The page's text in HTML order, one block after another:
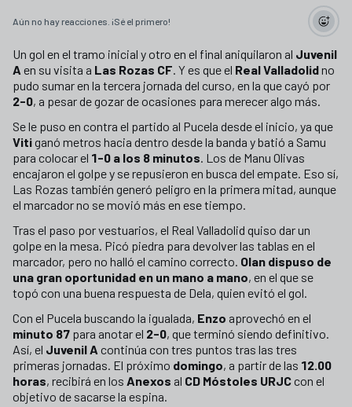
Aún no hay reacciones. ¡Sé el primero!
Un gol en el tramo inicial y otro en el final aniquilaron al Juvenil
A en su visita a Las Rozas CF. Y es que el Real Valladolidno
pudo sumar en la tercera jornada del curso, en la que cayó por
2-0, a pesar de gozar de ocasiones para merecer algo más.
Se le puso en contra el partido al Pucela desde el inicio, ya que
Vitiganó metros hacia dentro desde la banda y batió a Samu
para colocar el 1-0 a los 8 minutos. Los de Manu Olivas
encajaron el golpe y se repusieron en busca del empate. Eso sí,
Las Rozas también generó peligro en la primera mitad, aunque
el marcador no se movió más en ese tiempo.
Tras el paso por vestuarios, el Real Valladolid quiso dar un
golpe en la mesa. Picó piedra para devolver las tablas en el
marcador, pero no halló el camino correcto. Olan dispuso de
una gran oportunidad en un mano a mano, en el que se
topó con una buena respuesta de Dela, quien evitó el gol.
Con el Pucela buscando la igualada, Enzo aprovechó en el
minuto 87 para anotar el 2-0, que terminó siendo definitivo.
Así, el Juvenil A continúa con tres puntos tras las tres
primeras jornadas. El próximo domingo, a partir de las 12.00
horas, recibirá en los Anexos al CD Móstoles URJCcon el
objetivo de sacarse la espina.